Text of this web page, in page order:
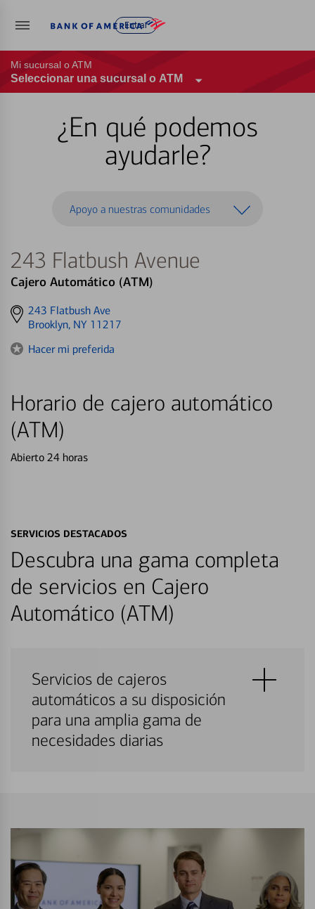
Entrar
Mi sucursal o ATM
Seleccionar una sucursal o ATM
¿En qué podemos
ayudarle?
Apoyo a nuestras comunidades
243 Flatbush Avenue
Cajero Automático (ATM)
Get
directions
243 Flatbush Ave
Brooklyn, NY 11217
Hacer mi preferida
Horario de cajero automático
(ATM)
Abierto 24 horas
SERVICIOS DESTACADOS
Descubra una gama completa
de servicios en Cajero
Automático (ATM)
Servicios de cajeros
automáticos a su disposición
para una amplia gama de
necesidades diarias